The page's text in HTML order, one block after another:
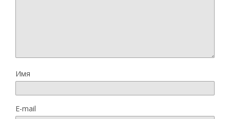
Имя
E-mail